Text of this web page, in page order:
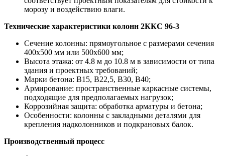
морозу и воздействию влаги.
Технические характеристики колонн 2ККС 96-3
Сечение колонны: прямоугольное с размерами сечения
400х500 мм или 500х600 мм;
Высота этажа: от 4.8 м до 10.8 м в зависимости от типа
здания и проектных требований;
Марки бетона: В15, В22,5, В30, В40;
Армирование: пространственные каркасные системы,
подходящие для предполагаемых нагрузок;
Коррозийная защита: обработка арматуры и бетона;
Особенности: колонны с закладными деталями для
крепления надколонников и подкрановых балок.
Производственный процесс